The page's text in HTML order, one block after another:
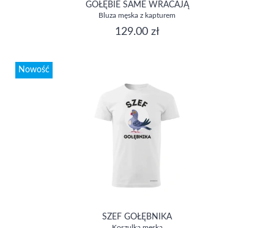
GOŁĘBIE SAME WRACAJĄ
Bluza męska z kapturem
129.00 zł
Nowość
SZEF GOŁĘBNIKA